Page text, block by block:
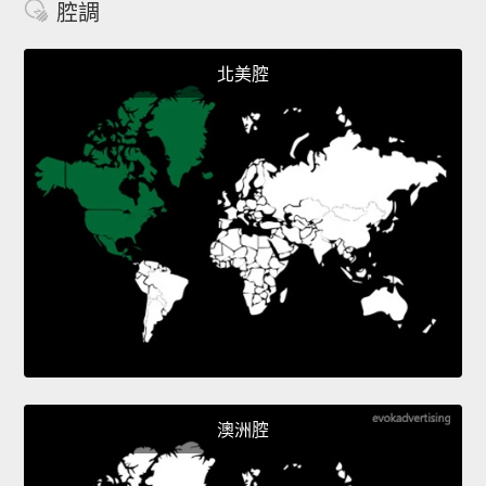
腔調
北美腔
澳洲腔